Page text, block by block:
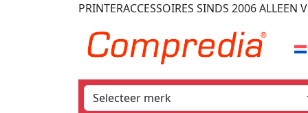
PRINTERACCESSOIRES SINDS 2006ALLEEN